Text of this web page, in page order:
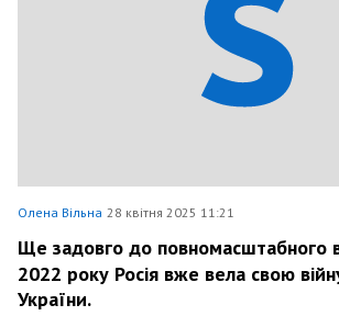
Олена Вільна 28 квітня 2025 11:21
Ще задовго до повномасштабного
2022 року Росія вже вела свою
України.